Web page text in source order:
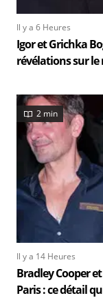
Il y a 6 Heures
Igor et Grichka
révélations sur le
2 min
Il y a 14 Heures
Bradley Cooper
Paris : ce détail